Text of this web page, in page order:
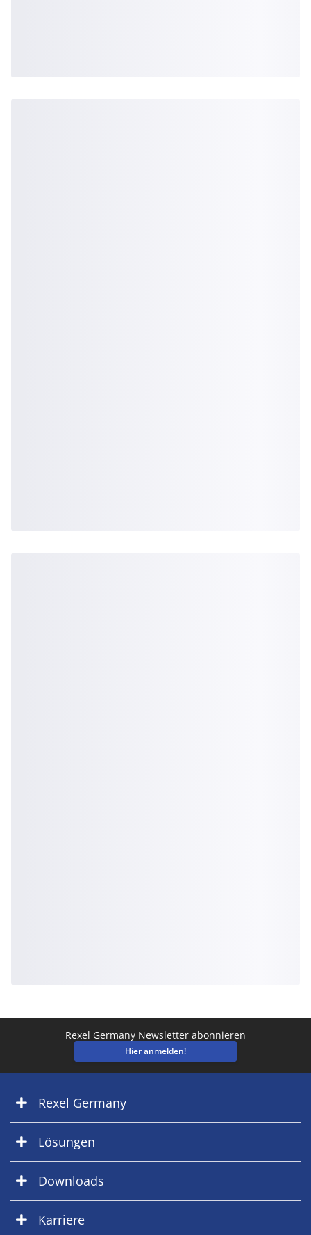
Rexel Germany Newsletter abonnieren
Hier anmelden!
Rexel Germany
Lösungen
Downloads
Karriere